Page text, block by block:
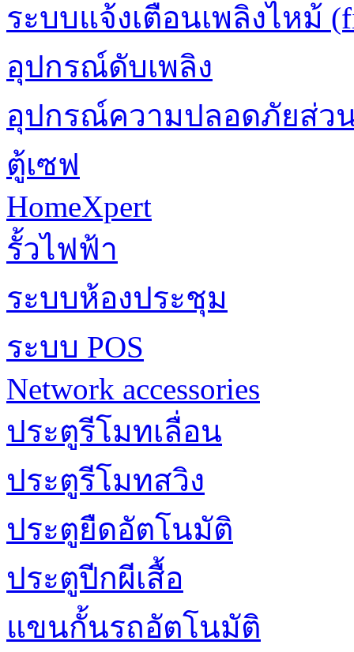
ระบบแจ้งเตือนเพลิงไหม้
อุปกรณ์ดับเพลิง
อุปกรณ์ความปลอดภัยส่ว
ตู้เซฟ
HomeXpert
รั้วไฟฟ้า
ระบบห้องประชุม
ระบบ POS
Network accessories
ประตูรีโมทเลื่อน
ประตูรีโมทสวิง
ประตูยืดอัตโนมัติ
ประตูปีกผีเสื้อ
แขนกั้นรถอัตโนมัติ